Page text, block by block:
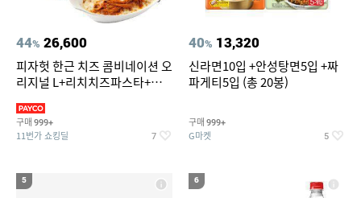
44% 26,600
피자헛 한근 치즈 콤비네이션 오
리지널 L+리치치즈파스타+콜
구매 999+
11번가 쇼킹딜 7
40% 13,320
신라면10입 +안성탕면5입 +짜
파게티5입 (총 20봉)
구매 999+
G마켓 5
5 6